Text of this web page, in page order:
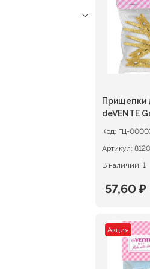
Прищепки
deVENTE
Код: ГЦ-
Артикул:
В наличии: 1
72,00 ₽.
57,60 ₽
Текущая
57,60 ₽.
Акция